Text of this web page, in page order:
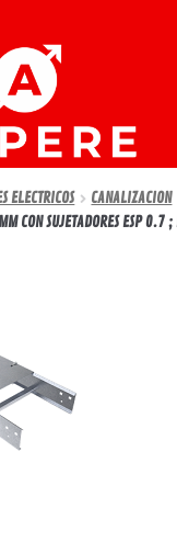
ELECTRICOS CANALIZACION
CON SUJETADORES ESP 0.7 ;